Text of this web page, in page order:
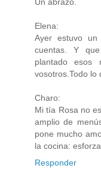
Elena:
Ayer estuvo
cuentas. Y
plantado esos
vosotros.Todo lo
Charo:
Mi tía Rosa no
amplio de
pone mucho
la cocina:
Responder